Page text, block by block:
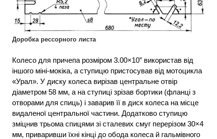
Доробка рессорного листа
Колесо для причепа розміром 3.00×10” використав від
іншого міні-мокіка, а ступицю пристосував від мотоцикла
«Урал». У диску колеса вирізав центральне отвір
діаметром 58 мм, а на ступиці зрізав бортики (фланці з
отворами для спиць) і заварив її в диск колеса на місце
видаленої центральної частини. Додатково ступицю
зміцнив трьома спицями зі сталевих смуг перерізом 30×4
мм, приваривши їхні кінці до обода колеса й гальмівного